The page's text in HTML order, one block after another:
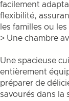
facilement
flexibilité,
les familles ou
> Une chambre
Une spacieuse
entièrement
préparer de
savourés dans la